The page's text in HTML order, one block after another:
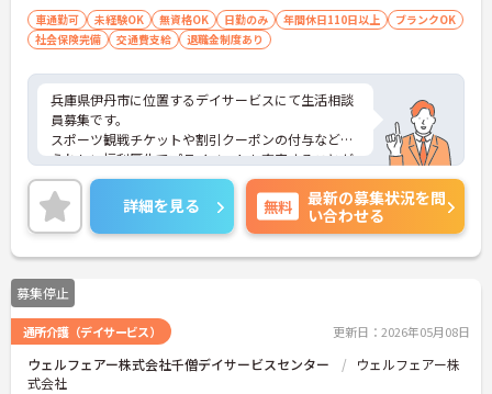
車通勤可 未経験OK 無資格OK 日勤のみ 年間休日110日以上
ブランクOK
社会保険完備
交通費支給 退職金制度あり
兵庫県伊丹市に位置するデイサービスにて生活相談
員募集です。
スポーツ観戦チケットや割引クーポンの付与など、
うれしい福利厚生でプライベートも充実することが
できます！
ご興味のある方には、面接対策ポイントなど、さら
に詳細をお話いたしますので、お気軽にご相談くだ
さい。
詳細を見る 無料
最新の募集状況を問
い合わせる
募集停止
通所介護（デイサービス） 更新日：2026年05月08日
ウェルフェアー株式会社千僧デイサービスセンター
ウェルフェアー株
式会社